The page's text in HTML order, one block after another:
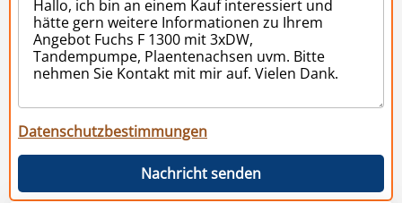
Datenschutzbestimmungen
Nachricht senden